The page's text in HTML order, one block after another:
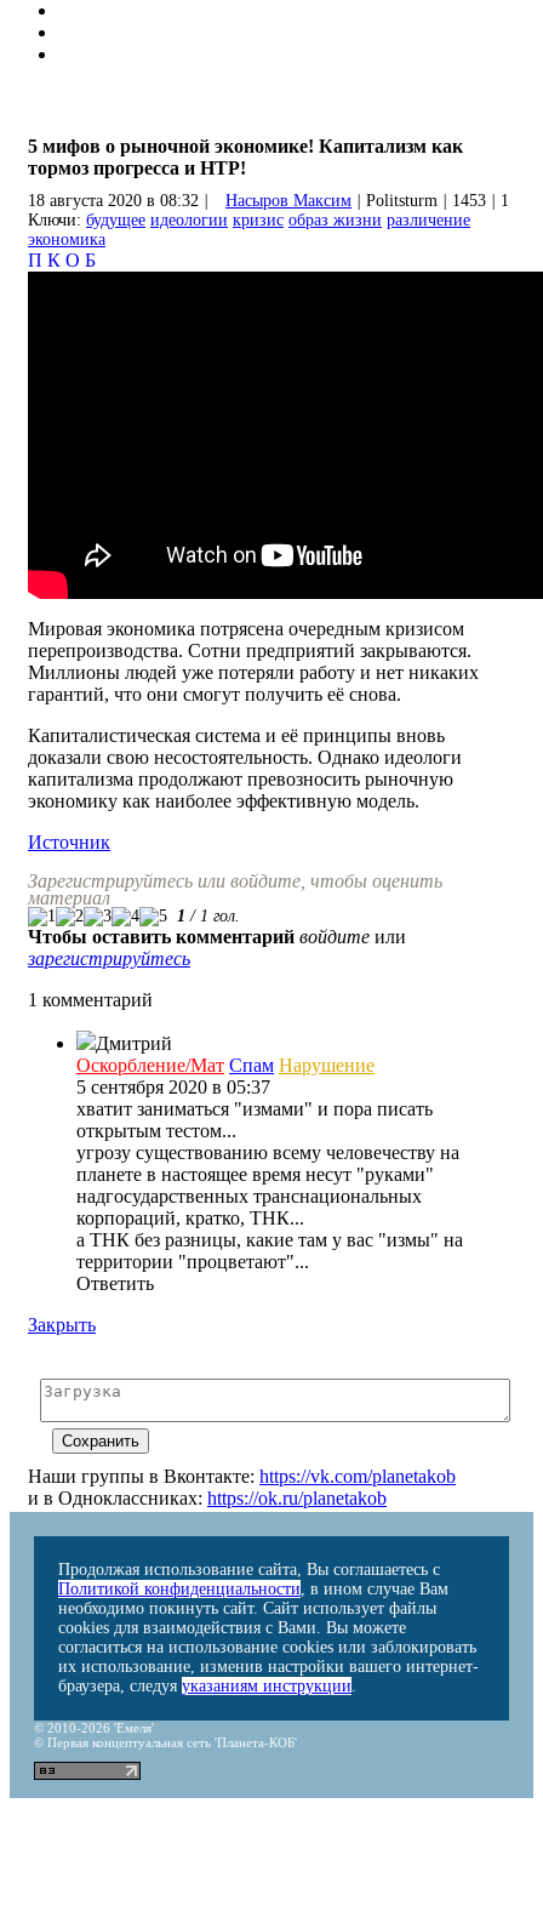
5 мифов о рыночной экономике! Капитализм как
тормоз прогресса и НТР!
18 августа 2020 в 08:32 Насыров Максим Politsturm 1453
1
Ключи: будущее идеологии кризис образ жизни различение
экономика
П К О Б
Мировая экономика потрясена очередным кризисом
перепроизводства. Сотни предприятий закрываются.
Миллионы людей уже потеряли работу и нет никаких
гарантий, что они смогут получить её снова.
Капиталистическая система и её принципы вновь
доказали свою несостоятельность. Однако идеологи
капитализма продолжают превозносить рыночную
экономику как наиболее эффективную модель.
Источник
Зарегистрируйтесь или войдите, чтобы оценить
материал
1 / 1 гол.
Чтобы оставить комментарий войдите или
зарегистрируйтесь
1 комментарий
Дмитрий
Оскорбление/Мат Спам Нарушение
5 сентября 2020 в 05:37
хватит заниматься "измами" и пора писать
открытым тестом...
угрозу существованию всему человечеству на
планете в настоящее время несут "руками"
надгосударственных транснациональных
корпораций, кратко, ТНК...
а ТНК без разницы, какие там у вас "измы" на
территории "процветают"...
Ответить
Закрыть
Наши группы в Вконтакте: https://vk.com/planetakob
и в Одноклассниках: https://ok.ru/planetakob
Продолжая использование сайта, Вы соглашаетесь с
Политикой конфиденциальности, в ином случае Вам
необходимо покинуть сайт. Сайт использует файлы
cookies для взаимодействия с Вами. Вы можете
согласиться на использование cookies или заблокировать
их использование, изменив настройки вашего интернет-
браузера, следуя указаниям инструкции.
© 2010-2026 'Емеля'
© Первая концептуальная сеть 'Планета-КОБ'